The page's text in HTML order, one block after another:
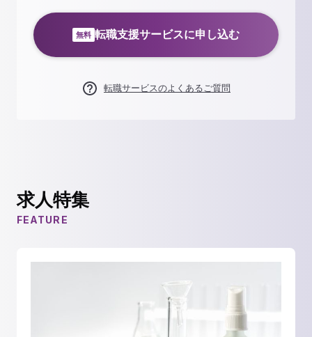
無料 転職支援サービスに申し込む
転職サービスのよくあるご質問
求人特集
FEATURE